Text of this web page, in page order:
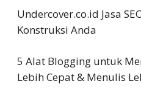
Undercover.co.id Jasa
Konstruksi Anda
5 Alat Blogging untuk
Lebih Cepat & Menulis